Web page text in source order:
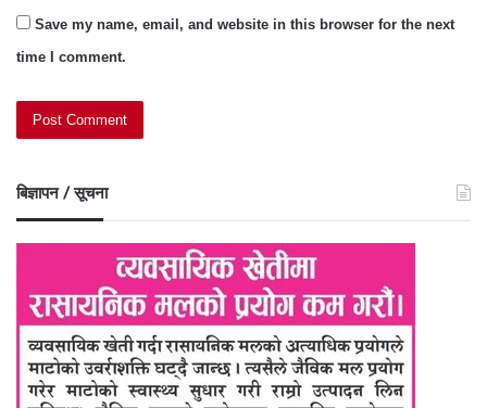
Save my name, email, and website in this browser for the next
time I comment.
बिज्ञापन / सूचना